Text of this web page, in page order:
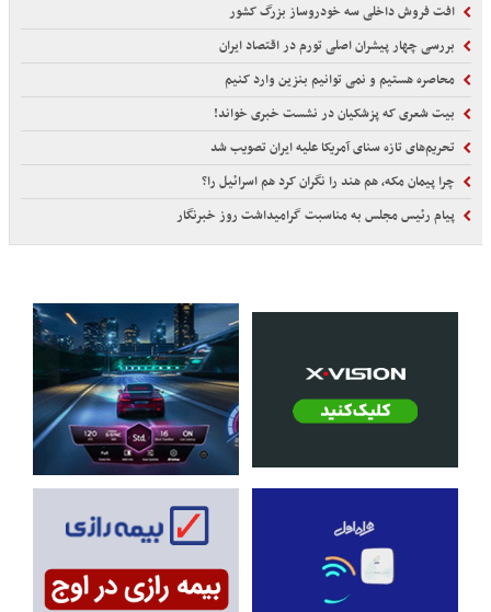
افت فروش داخلی سه خودروساز بزرگ کشور
بررسی چهار پیشران اصلی تورم در اقتصاد ایران
محاصره هستیم و نمی توانیم بنزین وارد کنیم
بیت شعری که پزشکیان در نشست خبری خواند!
تحریم‌های تازه سنای آمریکا علیه ایران تصویب شد
چرا پیمان مکه، هم هند را نگران کرد هم اسرائیل را؟
پیام رئیس مجلس به مناسبت گرامیداشت روز خبرنگار